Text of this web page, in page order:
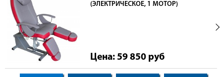
(ЭЛЕКТРИЧЕСКОЕ, 1 МОТОР)
Цена: 59 850 руб